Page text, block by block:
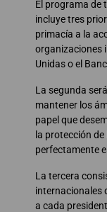
El programa de
incluye tres
primacía a la
organizaciones
Unidas o el
La segunda
mantener los
papel que
la protección
perfectamente
La tercera
internacionales
a cada